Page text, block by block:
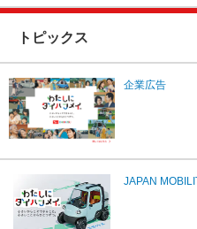
トピックス
企業広告
JAPAN